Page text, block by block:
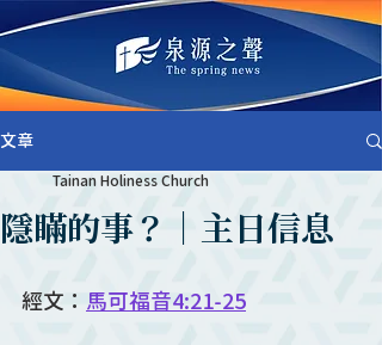
文章
隱瞞的事？｜主日信息
Tainan Holiness Church
經文： 馬可福音4:21-25